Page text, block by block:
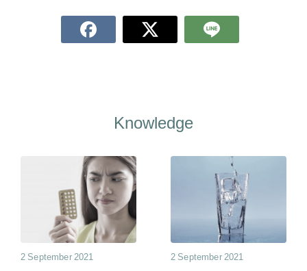
Knowledge
2 September 2021 2 September 2021